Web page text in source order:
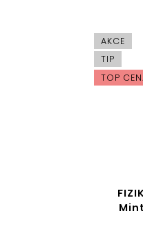
AKCE
TIP
TOP